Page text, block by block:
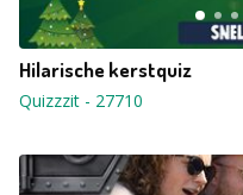
Hilarische kerstquiz
Quizzzit - 27710